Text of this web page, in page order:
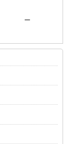
ー